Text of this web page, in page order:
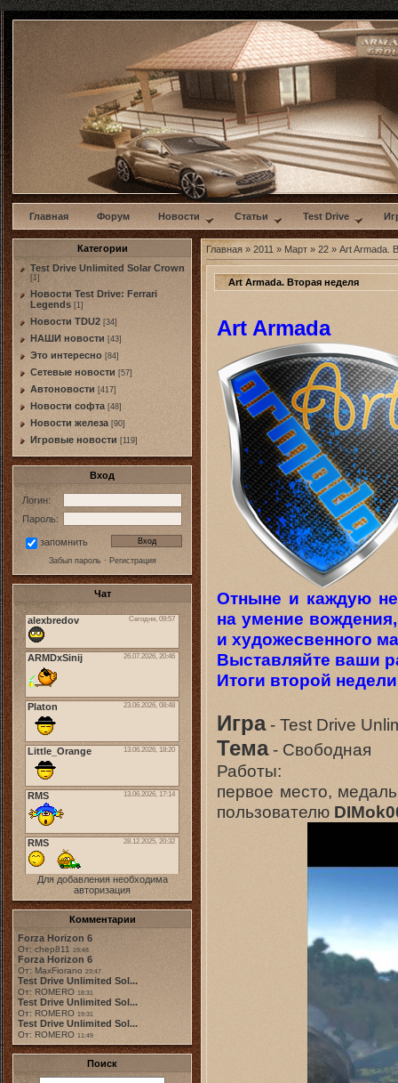
w
Главная Форум Новости Статьи Test Drive
Категории
Test Drive Unlimited Solar Crown
[1]
Новости Test Drive: Ferrari
Legends [1]
Новости TDU2 [34]
НАШИ новости [43]
Это интересно [84]
Сетевые новости [57]
Автоновости [417]
Новости софта [48]
Новоcти железа [90]
Игровые новости [119]
Вход
Логин:
Пароль:
запомнить
Забыл пароль· Регистрация
Чат
Для добавления необходима
авторизация
Комментарии
Forza Horizon 6
От: chep811 19:48
Forza Horizon 6
От: MaxFiorano 23:47
Test Drive Unlimited Sol...
От: ROMERO 18:31
Test Drive Unlimited Sol...
От: ROMERO 19:31
Test Drive Unlimited Sol...
От: ROMERO 11:49
Поиск
Главная » 2011 » Март » 22 » Art Armada.
Art Armada. Вторая неделя
Art Armada
Отныне и каждую
на умение
и художесвенного
Выставляйте ваши
Итоги второй недели
Игра- Test Drive
Тема- Свободная
Работы:
первое место,
пользователю